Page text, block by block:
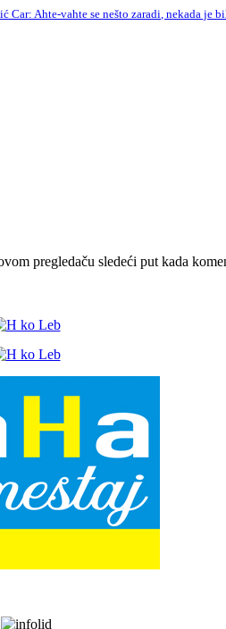
Car: Ahte-vahte se nešto zaradi, nekada je
pregledaču sledeći put kada